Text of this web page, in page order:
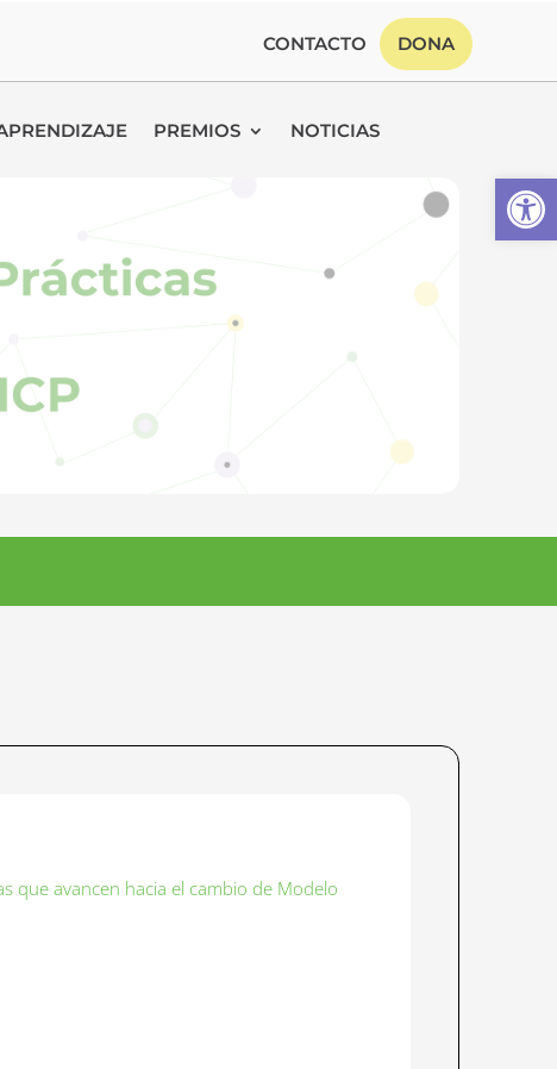
CONTACTO DONA
PREMIOS NOTICIAS
que avancen hacia el cambio de Modelo